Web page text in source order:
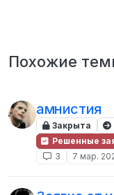
Похожие
амнистия
Закрыта
Решенные
3
7 мар.